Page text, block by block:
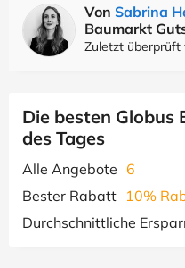
Von Sabrina
Baumarkt
Zuletzt überprüft
Die besten
des Tages
Alle Angebote 6
Bester Rabatt 10%
Durchschnittliche